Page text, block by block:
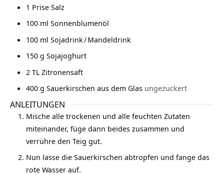
1 Prise Salz
100 ml Sonnenblumenöl
100 ml Sojadrink / Mandeldrink
150 g Sojajoghurt
2 TL Zitronensaft
400 g Sauerkirschen aus dem Glas ungezuckert
ANLEITUNGEN
Mische alle trockenen und alle feuchten Zutaten
miteinander, füge dann beides zusammen und
verrühre den Teig gut.
Nun lasse die Sauerkirschen abtropfen und fange das
rote Wasser auf.